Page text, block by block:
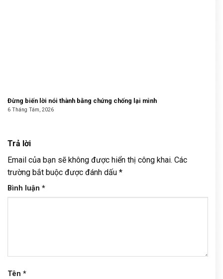
Đừng biến lời nói thành bằng chứng chống lại mình
6 Tháng Tám, 2026
Trả lời
Email của bạn sẽ không được hiển thị công khai. Các
trường bắt buộc được đánh dấu *
Bình luận *
Tên *